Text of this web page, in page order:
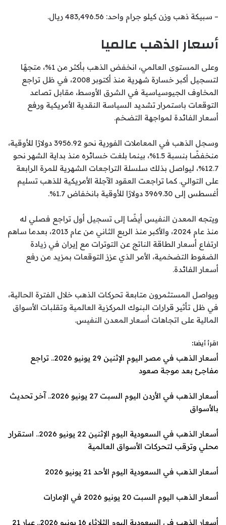
– سبيكة ذهب وزن كيلو جرام واحد: 483,496.56 ريال.
أسعار الذهب عالميا
وعلى المستوى العالمي، انخفض الذهب بأكثر من 1%، متجهًا
لتسجيل أكبر خسارة شهرية منذ أكتوبر 2008، في ظل تراجع
المخاوف الجيوسياسية في الشرق الأوسط، مقابل تصاعد
التوقعات باستمرار تشديد السياسة النقدية الأمريكية ورفع
أسعار الفائدة لمواجهة التضخم.
وسجل الذهب في المعاملات الفورية نحو 3956.92 دولارًا للأوقية،
منخفضًا بنسبة 1.5%، بينما بلغت خسائره منذ بداية الشهر نحو
12.7%، ليواصل بذلك سلسلة التراجعات الشهرية للمرة الرابعة
على التوالي. كما تراجعت العقود الآجلة الأمريكية للذهب تسليم
أغسطس إلى 3969.30 دولارًا للأوقية بانخفاض 1.7%.
ويتجه المعدن النفيس أيضًا إلى تسجيل أول تراجع فصلي له
منذ عام 2024، والأكبر منذ الربع الثاني من عام 2013، بعدما ساهم
ارتفاع أسعار الطاقة الناتج عن التوترات مع إيران في زيادة
الضغوط التضخمية، الأمر الذي عزز التوقعات بمزيد من رفع
أسعار الفائدة.
ويواصل المستثمرون متابعة تحركات الذهب خلال الفترة الحالية،
في ظل تأثير قرارات البنوك المركزية العالمية وتقلبات الأسواق
المالية على اتجاهات أسعار المعدن النفيس.
اقرأ أيضا:
أسعار الذهب في مصر اليوم الإثنين 29 يونيو 2026.. تراجع
مفاجئ بعد موجة صعود
أسعار الذهب في الأردن اليوم السبت 27 يونيو 2026.. آخر تحديث
بالأسواق
أسعار الذهب في السعودية اليوم الإثنين 22 يونيو 2026.. استقرار
محلي وترقب لتحركات الأسواق العالمية
أسعار الذهب في السعودية اليوم الأحد 21 يونيو 2026
أسعار الذهب اليوم السبت 20 يونيو 2026 في الإمارات
أسعار الذهب في السعودية اليوم الثلاثاء 16 يونيو 2026.. عيار 21